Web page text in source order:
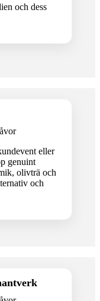
och dess
eller
genuint
olivträ och
och